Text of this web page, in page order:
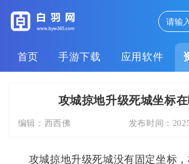
首页 手游下载 应用软件
攻城掠地升级死城坐标
编辑： 西西佛 发布时间：
攻城掠地升级死城没有固定坐标